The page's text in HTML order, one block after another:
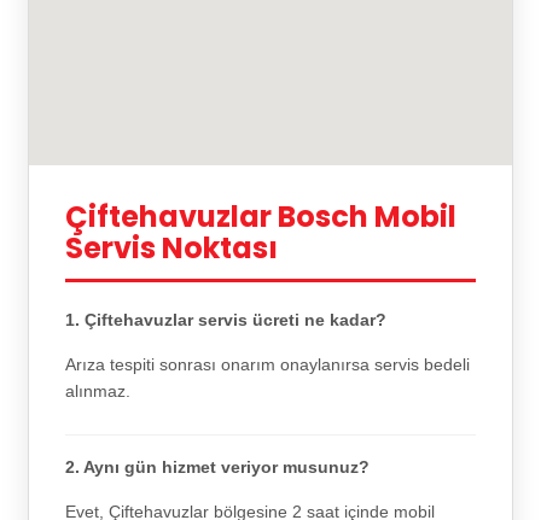
Çiftehavuzlar Bosch Mobil
Servis Noktası
1. Çiftehavuzlar servis ücreti ne kadar?
Arıza tespiti sonrası onarım onaylanırsa servis bedeli
alınmaz.
2. Aynı gün hizmet veriyor musunuz?
Evet, Çiftehavuzlar bölgesine 2 saat içinde mobil